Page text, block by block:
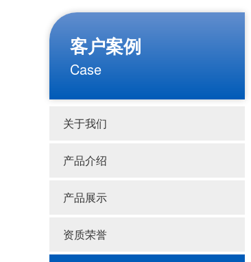
客户案例
Case
关于我们
产品介绍
产品展示
资质荣誉